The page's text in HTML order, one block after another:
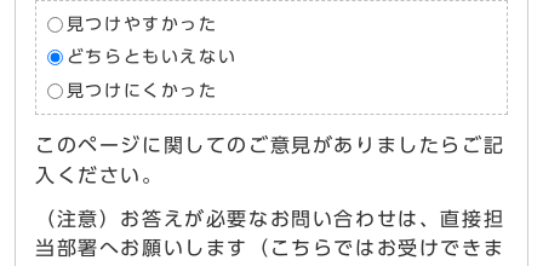
見つけやすかった
どちらともいえない
見つけにくかった
このページに関してのご意見がありましたらご記
入ください。
（注意）お答えが必要なお問い合わせは、直接担
当部署へお願いします（こちらではお受けできま